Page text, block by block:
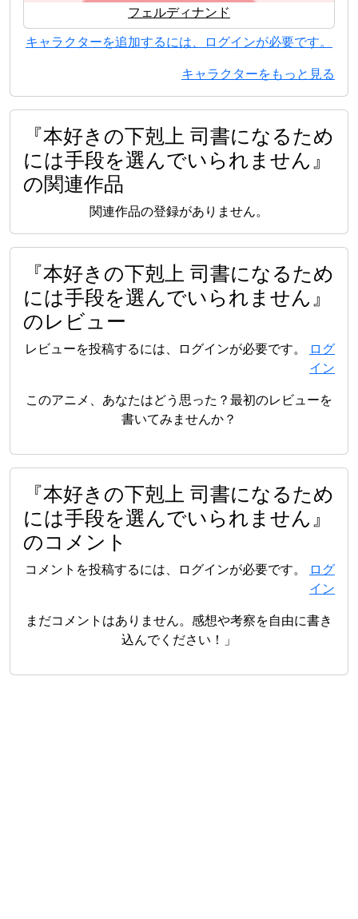
フェルディナンド
キャラクターを追加するには、ログインが必要です。
キャラクターをもっと見る
『本好きの下剋上 司書になるため
には手段を選んでいられません』
の関連作品
関連作品の登録がありません。
『本好きの下剋上 司書になるため
には手段を選んでいられません』
のレビュー
レビューを投稿するには、ログインが必要です。
ログ
イン
このアニメ、あなたはどう思った？最初のレビューを
書いてみませんか？
『本好きの下剋上 司書になるため
には手段を選んでいられません』
のコメント
コメントを投稿するには、ログインが必要です。
ログ
イン
まだコメントはありません。感想や考察を自由に書き
込んでください！」